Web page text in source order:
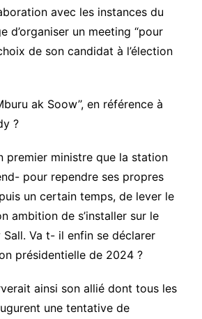
avec les instances du
d’organiser un meeting “pour
de son candidat à l’élection
ak Soow’’, en référence à
?
premier ministre que la station
pour rependre ses propres
un certain temps, de lever le
ambition de s’installer sur le
Va t- il enfin se déclarer
présidentielle de 2024 ?
ainsi son allié dont tous les
une tentative de